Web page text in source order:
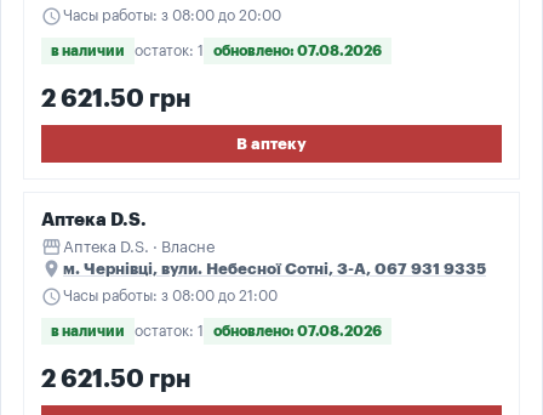
scheduleЧасы работы: з 08:00 до 20:00
в наличии остаток: 1 обновлено: 07.08.2026
2 621.50 грн
В аптеку
Аптека D.S.
storefront Аптека D.S. · Власне
place м. Чернівці, вули. Небесної Сотні, З-A, 067 931 9335
scheduleЧасы работы: з 08:00 до 21:00
в наличии остаток: 1 обновлено: 07.08.2026
2 621.50 грн